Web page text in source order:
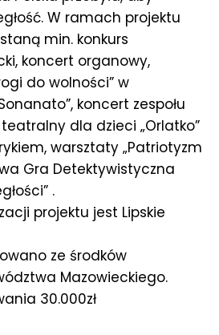
W ramach projektu
min. konkurs
koncert organowy,
do wolności” w
koncert zespołu
teatralny dla dzieci „Orlatko”
warsztaty „Patriotyzm
Gra Detektywistyczna
.
projektu jest Lipskie
ze środków
Mazowieckiego.
30.000zł